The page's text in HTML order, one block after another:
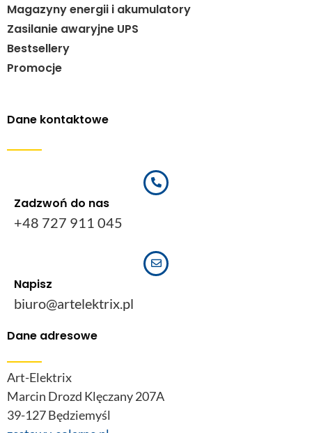
Magazyny energii i akumulatory
Zasilanie awaryjne UPS
Bestsellery
Promocje
Dane kontaktowe
Zadzwoń do nas
+48 727 911 045
Napisz
biuro@artelektrix.pl
Dane adresowe
Art-Elektrix
Marcin Drozd Klęczany 207A
39-127 Będziemyśl